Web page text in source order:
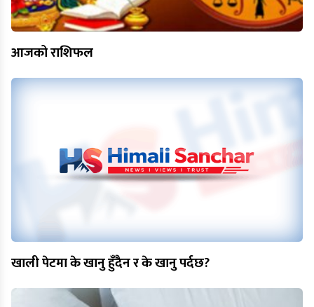
आजको राशिफल
खाली पेटमा के खानु हुँदैन र के खानु पर्दछ?